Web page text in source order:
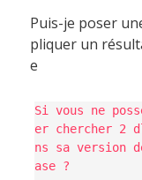
Puis-je poser
pliquer un
e
Si vous ne
er chercher 2
ns sa version
ase ?